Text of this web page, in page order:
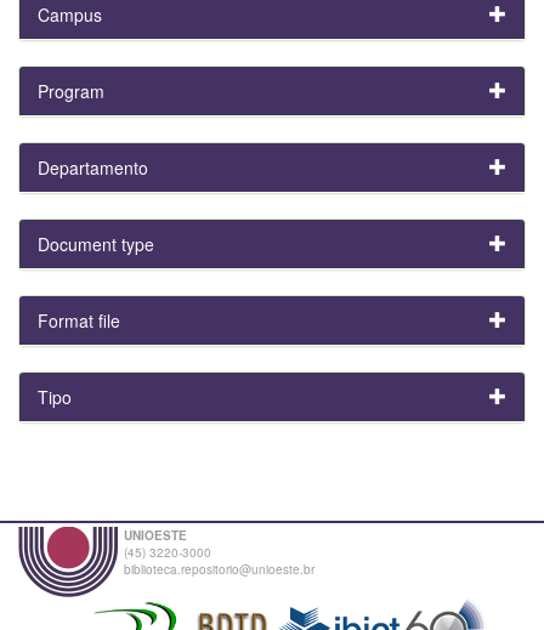
Campus
Program
Departamento
Document type
Format file
Tipo
UNIOESTE
(45) 3220-3000
biblioteca.repositorio@unioeste.br